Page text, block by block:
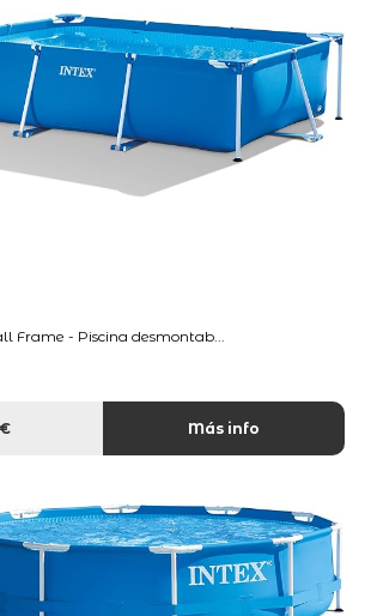
Frame - Piscina desmontab...
Más info